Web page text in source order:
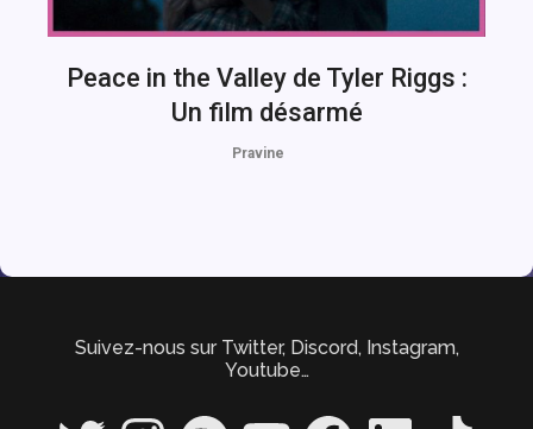
Peace in the Valley de Tyler Riggs :
Un film désarmé
Pravine
Suivez-nous sur Twitter, Discord, Instagram,
Youtube…
Twitter InstagramSpotify YouTube FacebookLinkedIn TikTok